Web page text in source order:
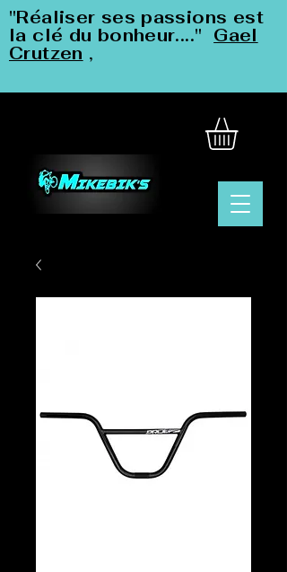
"Réaliser ses passions est
la clé du bonheur...." Gael
Crutzen ,